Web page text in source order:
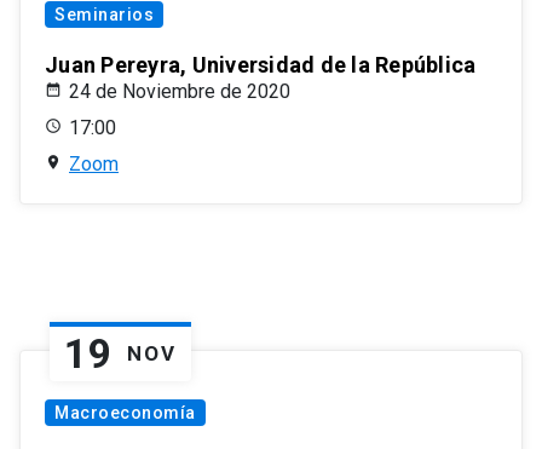
Seminarios
Juan Pereyra, Universidad de la República
24 de Noviembre de 2020
17:00
Zoom
19 NOV
Macroeconomía